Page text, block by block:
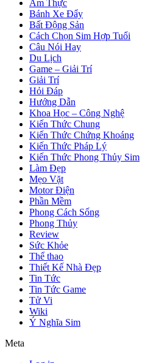
Ẩm Thực
Bánh Xe Đẩy
Bất Động Sản
Cách Chọn Sim Hợp Tuổi
Câu Nói Hay
Du Lịch
Game – Giải Trí
Giải Trí
Hỏi Đáp
Hướng Dẫn
Khoa Học – Công Nghệ
Kiến Thức Chung
Kiến Thức Chứng Khoáng
Kiến Thức Pháp Lý
Kiến Thức Phong Thủy Sim
Làm Đẹp
Mẹo Vặt
Motor Điện
Phần Mềm
Phong Cách Sống
Phong Thủy
Review
Sức Khỏe
Thể thao
Thiết Kế Nhà Đẹp
Tin Tức
Tin Tức Game
Tử Vi
Wiki
Ý Nghĩa Sim
Meta